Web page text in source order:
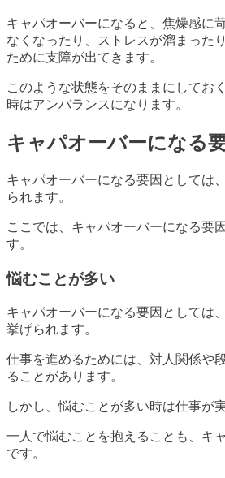
キャパオーバーになると、焦燥感に
なくなったり、ストレスが溜まった
ために支障が出てきます。
このような状態をそのままにしてお
時はアンバランスになります。
キャパオーバーになる
キャパオーバーになる要因としては
られます。
ここでは、キャパオーバーになる要
す。
悩むことが多い
キャパオーバーになる要因としては
挙げられます。
仕事を進めるためには、対人関係や
ることがあります。
しかし、悩むことが多い時は仕事が
一人で悩むことを抱えることも、キ
です。